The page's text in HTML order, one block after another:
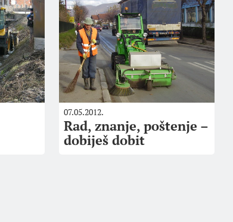
07.05.2012.
Rad, znanje, poštenje –
dobiješ dobit